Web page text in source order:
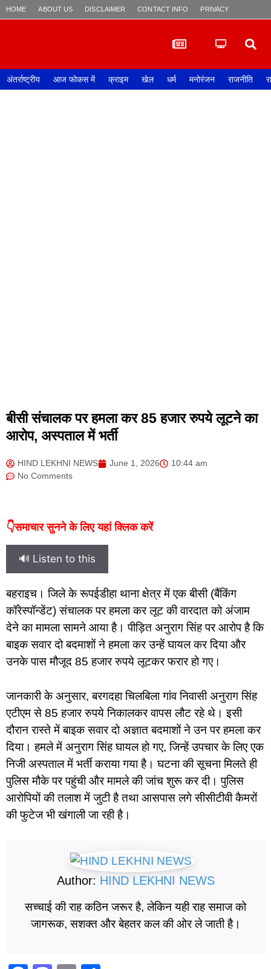
HOME ABOUT US DISCLAIMER CONTACT INFO PRIVACY POLICY
अंतर्राष्ट्रीय आज फोकस में क्राइम खेल धर्म मनोरंजन राजनीति
बीसी संचालक पर हमला कर 85 हजार रुपये लूटने का
आरोप, अस्पताल में भर्ती
HIND LEKHNI NEWS June 1, 2026
10:44 am
No Comments
👇समाचार सुनने के लिए यहां क्लिक करें
🔊 Listen to this
बहराइच। जिले के रूपईडीहा थाना क्षेत्र में एक बीसी (बैंकिंग
कॉरेस्पॉन्डेंट) संचालक पर हमला कर लूट की वारदात को अंजाम
देने का मामला सामने आया है। पीड़ित अनुराग सिंह पर आरोप है कि
बाइक सवार दो बदमाशों ने हमला कर उन्हें घायल कर दिया और
उनके पास मौजूद 85 हजार रुपये लूटकर फरार हो गए।
जानकारी के अनुसार, बरगदहा चिलबिला गांव निवासी अनुराग सिंह
एटीएम से 85 हजार रुपये निकालकर वापस लौट रहे थे। इसी
दौरान रास्ते में बाइक सवार दो अज्ञात बदमाशों ने उन पर हमला कर
दिया। हमले में अनुराग सिंह घायल हो गए, जिन्हें उपचार के लिए एक
निजी अस्पताल में भर्ती कराया गया है। घटना की सूचना मिलते ही
पुलिस मौके पर पहुंची और मामले की जांच शुरू कर दी। पुलिस
आरोपियों की तलाश में जुटी है तथा आसपास लगे सीसीटीवी कैमरों
की फुटेज भी खंगाली जा रही है।
Author: HIND LEKHNI NEWS
सच्चाई की राह कठिन जरूर है, लेकिन यही राह समाज को
जागरूक, सशक्त और बेहतर कल की ओर ले जाती है।